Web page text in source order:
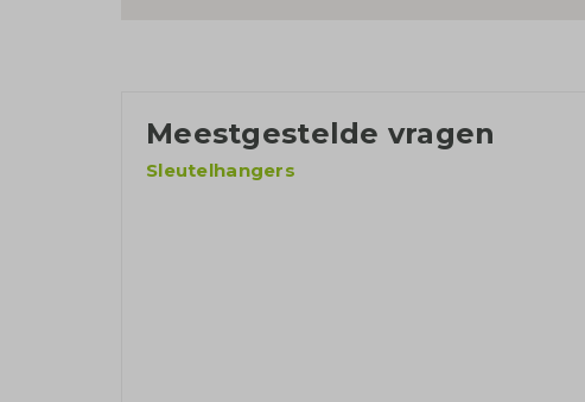
Meestgestelde vragen
Sleutelhangers